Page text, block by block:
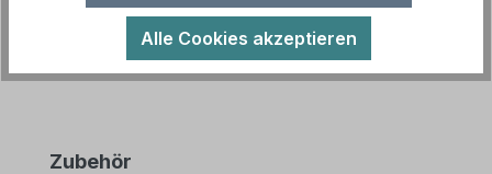
Produktgalerie überspringen
Zubehör
Alle Cookies akzeptieren